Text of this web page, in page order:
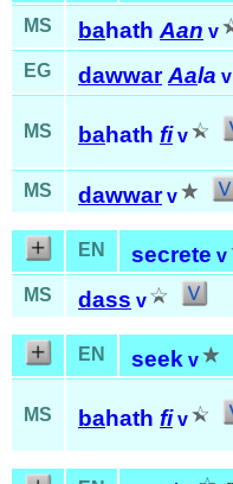
MS
bahathAan v
EG dawwar Aala v
MS bahath fi v
MS
dawwar v
EN secrete v
MS
dass v
EN seek v
MS bahath fi v